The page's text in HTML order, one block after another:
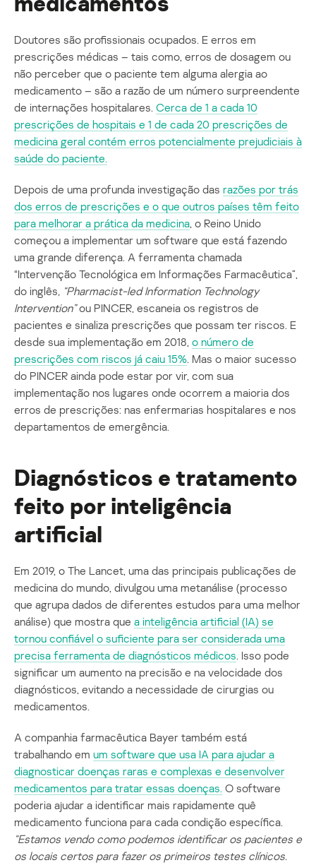
Doutores são profissionais ocupados. E erros em
prescrições médicas – tais como, erros de dosagem ou
não perceber que o paciente tem alguma alergia ao
medicamento – são a razão de um número surpreendente
de internações hospitalares. Cerca de 1 a cada 10
prescrições de hospitais e 1 de cada 20 prescrições de
medicina geral contém erros potencialmente prejudiciais à
saúde do paciente.
Depois de uma profunda investigação das razões por trás
dos erros de prescrições e o que outros países têm feito
para melhorar a prática da medicina, o Reino Unido
começou a implementar um software que está fazendo
uma grande diferença. A ferramenta chamada
“Intervenção Tecnológica em Informações Farmacêutica”,
do inglês, “Pharmacist-led Information Technology
Intervention”ou PINCER, escaneia os registros de
pacientes e sinaliza prescrições que possam ter riscos. E
desde sua implementação em 2018, o número de
prescrições com riscos já caiu 15%. Mas o maior sucesso
do PINCER ainda pode estar por vir, com sua
implementação nos lugares onde ocorrem a maioria dos
erros de prescrições: nas enfermarias hospitalares e nos
departamentos de emergência.
Diagnósticos e tratamento
feito por inteligência
artificial
Em 2019, o The Lancet, uma das principais publicações de
medicina do mundo, divulgou uma metanálise (processo
que agrupa dados de diferentes estudos para uma melhor
análise) que mostra que a inteligência artificial (IA) se
tornou confiável o suficiente para ser considerada uma
precisa ferramenta de diagnósticos médicos. Isso pode
significar um aumento na precisão e na velocidade dos
diagnósticos, evitando a necessidade de cirurgias ou
medicamentos.
A companhia farmacêutica Bayer também está
trabalhando em um software que usa IA para ajudar a
diagnosticar doenças raras e complexas e desenvolver
medicamentos para tratar essas doenças. O software
poderia ajudar a identificar mais rapidamente quê
medicamento funciona para cada condição específica.
“Estamos vendo como podemos identificar os pacientes e
os locais certos para fazer os primeiros testes clínicos.